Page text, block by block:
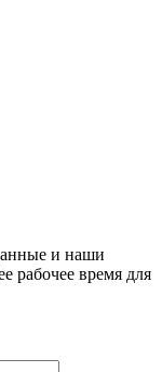
и наши
рабочее время для